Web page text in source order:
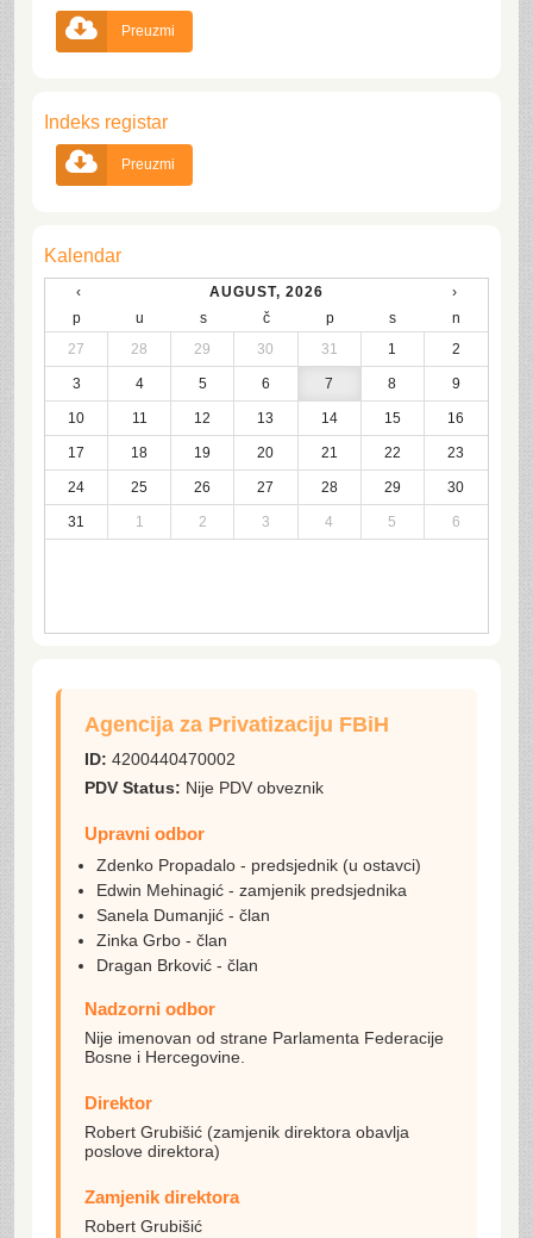
 Preuzmi
Indeks registar
 Preuzmi
Kalendar
‹ AUGUST, 2026
›
p
u s č p s
n
27
28 29 30 31 1 2
3 4 5 6 7 8 9
10 11 12 13 14 15 16
17 18 19 20 21 22 23
24 25 26 27 28 29 30
31 1 2 3 4 5 6
Agencija za Privatizaciju FBiH
ID: 4200440470002
PDV Status: Nije PDV obveznik
Upravni odbor
Zdenko Propadalo - predsjednik (u ostavci)
Edwin Mehinagić - zamjenik predsjednika
Sanela Dumanjić - član
Zinka Grbo - član
Dragan Brković - član
Nadzorni odbor
Nije imenovan od strane Parlamenta Federacije
Bosne i Hercegovine.
Direktor
Robert Grubišić (zamjenik direktora obavlja
poslove direktora)
Zamjenik direktora
Robert Grubišić